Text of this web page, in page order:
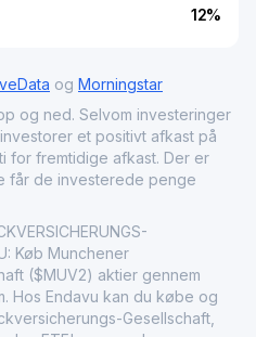
12%
og Morningstar
og ned. Selvom investeringer
et positivt afkast på
for fremtidige afkast. Der er
får de investerede penge
Køb Munchener
($MUV2) aktier gennem
Hos Endavu kan du købe og
Gesellschaft,